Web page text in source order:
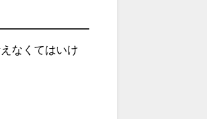
なくてはいけ